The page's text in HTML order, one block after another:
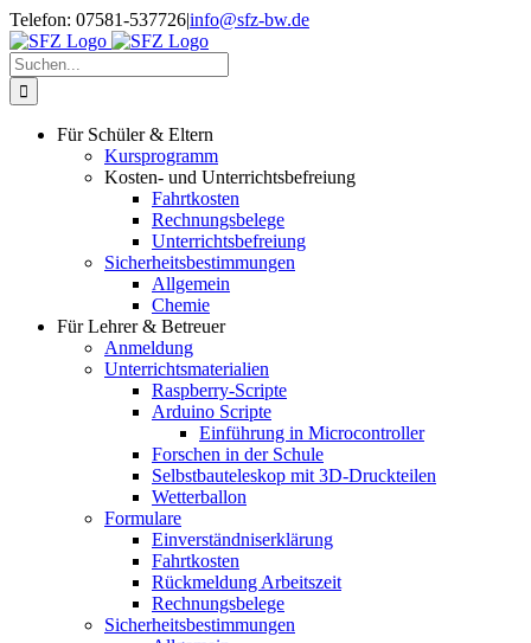
Zum
Inhalt
springen
Telefon: 07581-537726|info@sfz-bw.de
Suche
nach:
Für Schüler & Eltern
Kursprogramm
Kosten- und Unterrichtsbefreiung
Fahrtkosten
Rechnungsbelege
Unterrichtsbefreiung
Sicherheitsbestimmungen
Allgemein
Chemie
Für Lehrer & Betreuer
Anmeldung
Unterrichtsmaterialien
Raspberry-Scripte
Arduino Scripte
Einführung in Microcontroller
Forschen in der Schule
Selbstbauteleskop mit 3D-Druckteilen
Wetterballon
Formulare
Einverständniserklärung
Fahrtkosten
Rückmeldung Arbeitszeit
Rechnungsbelege
Sicherheitsbestimmungen